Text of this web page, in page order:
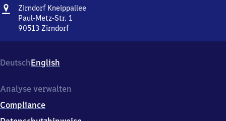
Adresse
Zirndorf Kneippallee
Paul-Metz-Str. 1
90513 Zirndorf
Paul-
Metz-
1,
0
5
DeutschEnglish
Analyse verwalten
Compliance